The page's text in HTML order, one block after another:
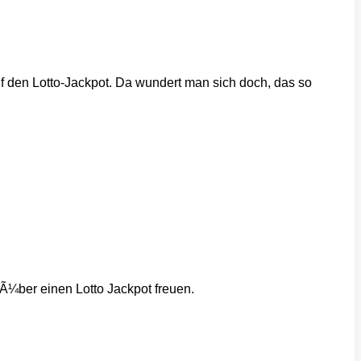
Lotto-Jackpot. Da wundert man sich doch, das so
einen Lotto Jackpot freuen.